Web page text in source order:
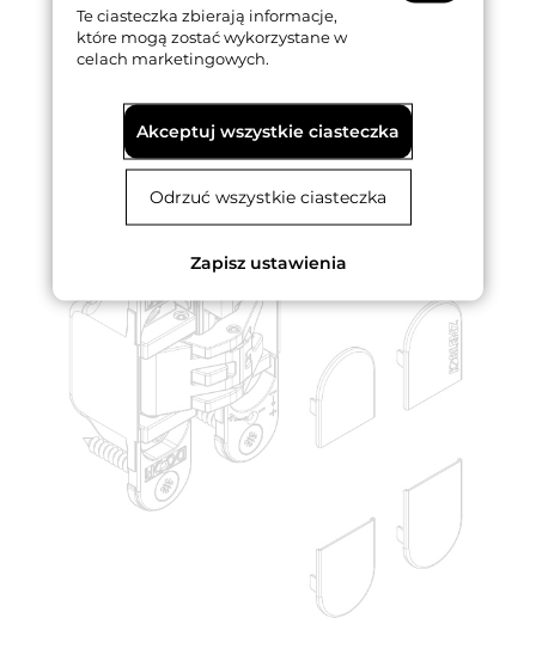
Wykonana z aluminium.
Dostępna w wykończeniu niklowanym matowym.
Te ciasteczka zbierają informacje,
które mogą zostać wykorzystane w
celach marketingowych.
Akceptuj wszystkie ciasteczka
Odrzuć wszystkie ciasteczka
Zapisz ustawienia